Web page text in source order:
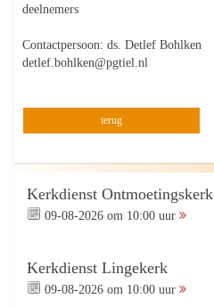
deelnemers
Contactpersoon: ds. Detlef Bohlken
detlef.bohlken@pgtiel.nl
terug
Kerkdienst Ontmoetingskerk
09-08-2026 om 10:00 uur
Kerkdienst Lingekerk
09-08-2026 om 10:00 uur